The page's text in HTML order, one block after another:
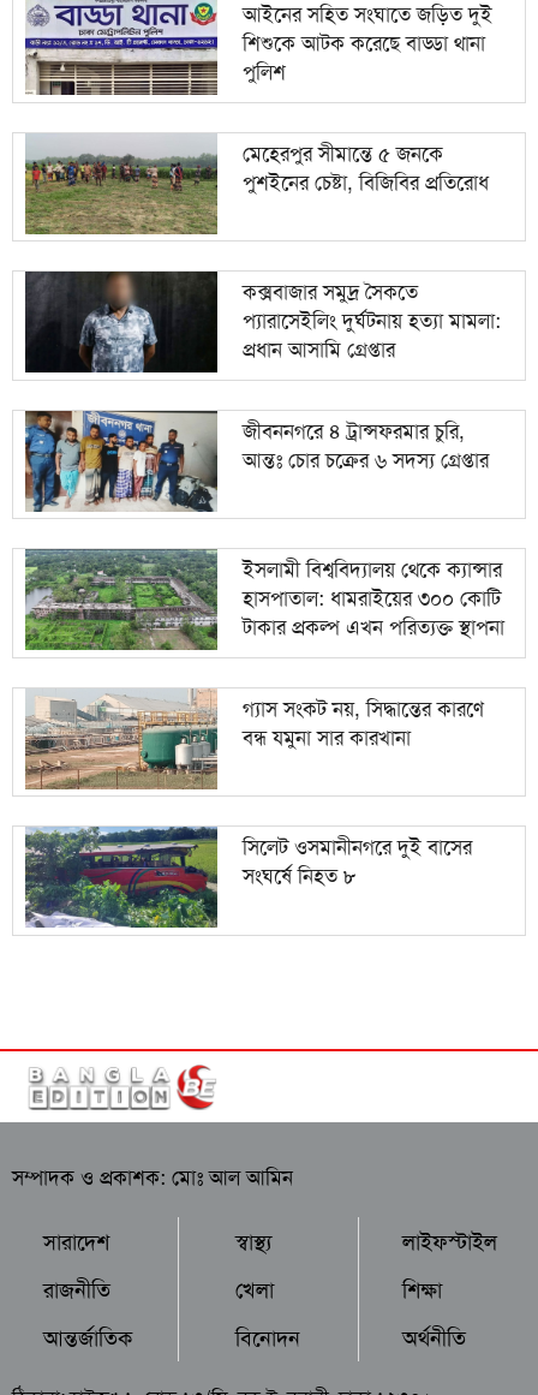
আইনের সহিত সংঘাতে জড়িত দুই
শিশুকে আটক করেছে বাড্ডা থানা
পুলিশ
মেহেরপুর সীমান্তে ৫ জনকে
পুশইনের চেষ্টা, বিজিবির প্রতিরোধ
কক্সবাজার সমুদ্র সৈকতে
প্যারাসেইলিং দুর্ঘটনায় হত্যা মামলা:
প্রধান আসামি গ্রেপ্তার
জীবননগরে ৪ ট্রান্সফরমার চুরি,
আন্তঃ চোর চক্রের ৬ সদস্য গ্রেপ্তার
ইসলামী বিশ্ববিদ্যালয় থেকে ক্যান্সার
হাসপাতাল: ধামরাইয়ের ৩০০ কোটি
টাকার প্রকল্প এখন পরিত্যক্ত স্থাপনা
গ্যাস সংকট নয়, সিদ্ধান্তের কারণে
বন্ধ যমুনা সার কারখানা
সিলেট ওসমানীনগরে দুই বাসের
সংঘর্ষে নিহত ৮
সম্পাদক ও প্রকাশক: মোঃ আল আমিন
সারাদেশ
রাজনীতি
আন্তর্জাতিক
স্বাস্থ্য
খেলা
বিনোদন
লাইফস্টাইল
শিক্ষা
অর্থনীতি